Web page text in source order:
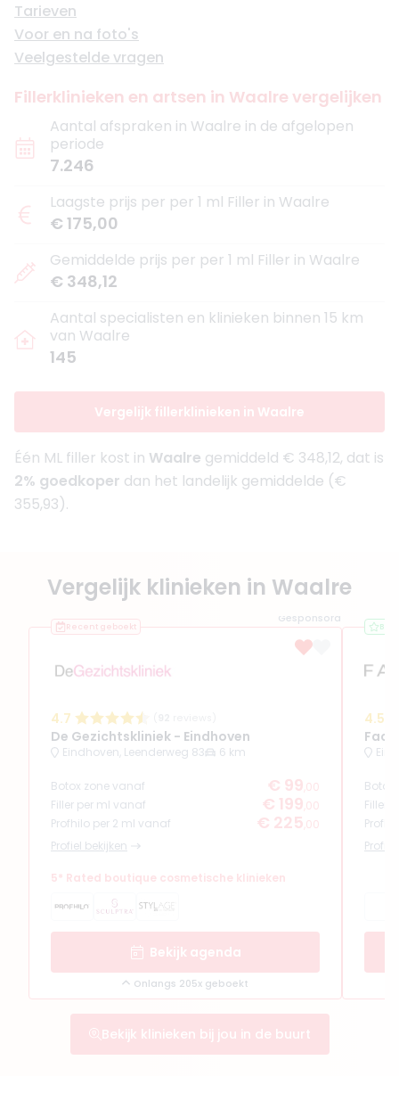
Tarieven
Voor en na foto's
Veelgestelde vragen
Fillerklinieken en artsen in Waalre vergelijken
Aantal afspraken in Waalre in de afgelopen
periode
7.246
Laagste prijs per per 1 ml Filler in Waalre
€ 175,00
Gemiddelde prijs per per 1 ml Filler in Waalre
€ 348,12
Aantal specialisten en klinieken binnen 15 km
van Waalre
145
Vergelijk fillerklinieken in Waalre
Één ML filler kost in Waalre gemiddeld € 348,12, dat is
2% goedkoper dan het landelijk gemiddelde (€
355,93).
Vergelijk klinieken in Waalre
Gesponsord
Recent geboekt
4.7
De Gezichtskliniek - Eindhoven
Eindhoven, Leenderweg 83 6 km
Botox zone vanaf € 99 ,00
Filler per ml vanaf
€ 199 ,00
Profhilo per 2 ml vanaf
€ 225 ,00
Profiel bekijken
5* Rated boutique cosmetische klinieken
Bekijk agenda
Onlangs 205x geboekt
4.5
Filler
Bekijk klinieken bij jou in de buurt